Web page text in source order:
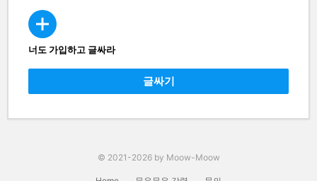
CREATE
너도 가입하고 글싸라
글싸기
© 2021-2026 by Moow-Moow